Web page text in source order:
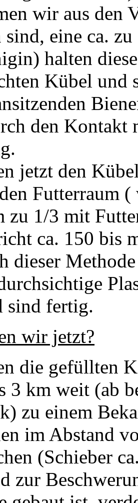
wir aus den
eine ca.
halten
Kübel und
den Kontakt
jetzt den
Futterraum
zu 1/3 mit
ca. 150 bis
dieser
sind fertig.
wir jetzt?
die gefüllten
3 km weit (ab
zu einem
im Abstand
(Schieber
zur